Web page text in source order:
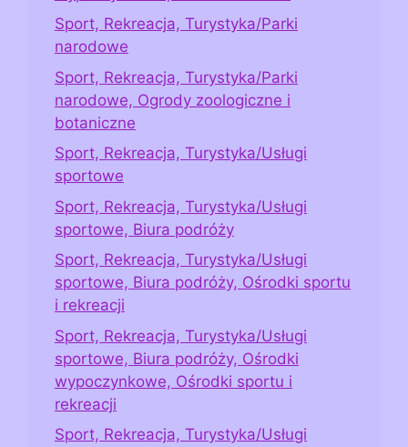
Sport, Rekreacja, Turystyka/Parki
narodowe
Sport, Rekreacja, Turystyka/Parki
narodowe, Ogrody zoologiczne i
botaniczne
Sport, Rekreacja, Turystyka/Usługi
sportowe
Sport, Rekreacja, Turystyka/Usługi
sportowe, Biura podróży
Sport, Rekreacja, Turystyka/Usługi
sportowe, Biura podróży, Ośrodki sportu
i rekreacji
Sport, Rekreacja, Turystyka/Usługi
sportowe, Biura podróży, Ośrodki
wypoczynkowe, Ośrodki sportu i
rekreacji
Sport, Rekreacja, Turystyka/Usługi